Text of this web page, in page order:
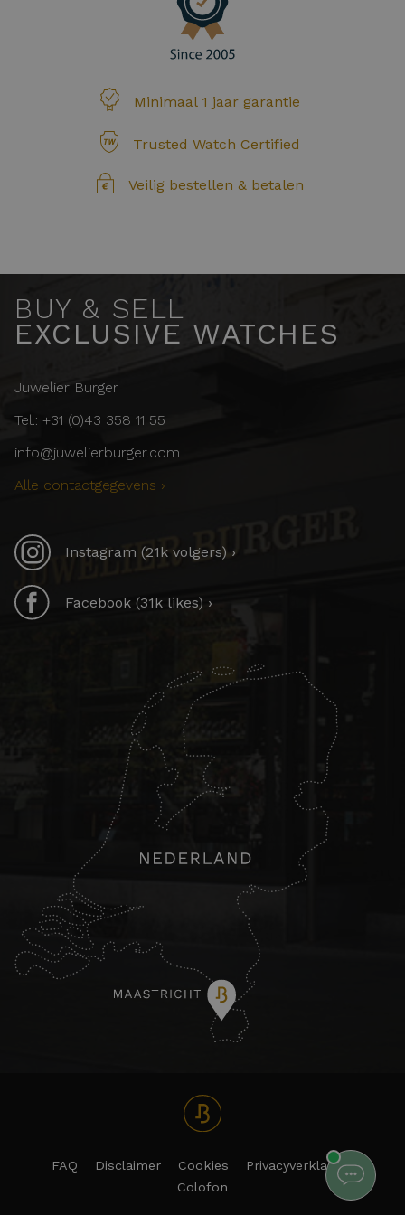
Minimaal 1 jaar garantie
Trusted Watch Certified
Veilig bestellen & betalen
BUY & SELL
EXCLUSIVE WATCHES
Juwelier Burger
Tel.: +31 (0)43 358 11 55
info@juwelierburger.com
Alle contactgegevens ›
Instagram (21k volgers) ›
Facebook (31k likes) ›
FAQ Disclaimer Cookies
Privacyverklaring
Colofon